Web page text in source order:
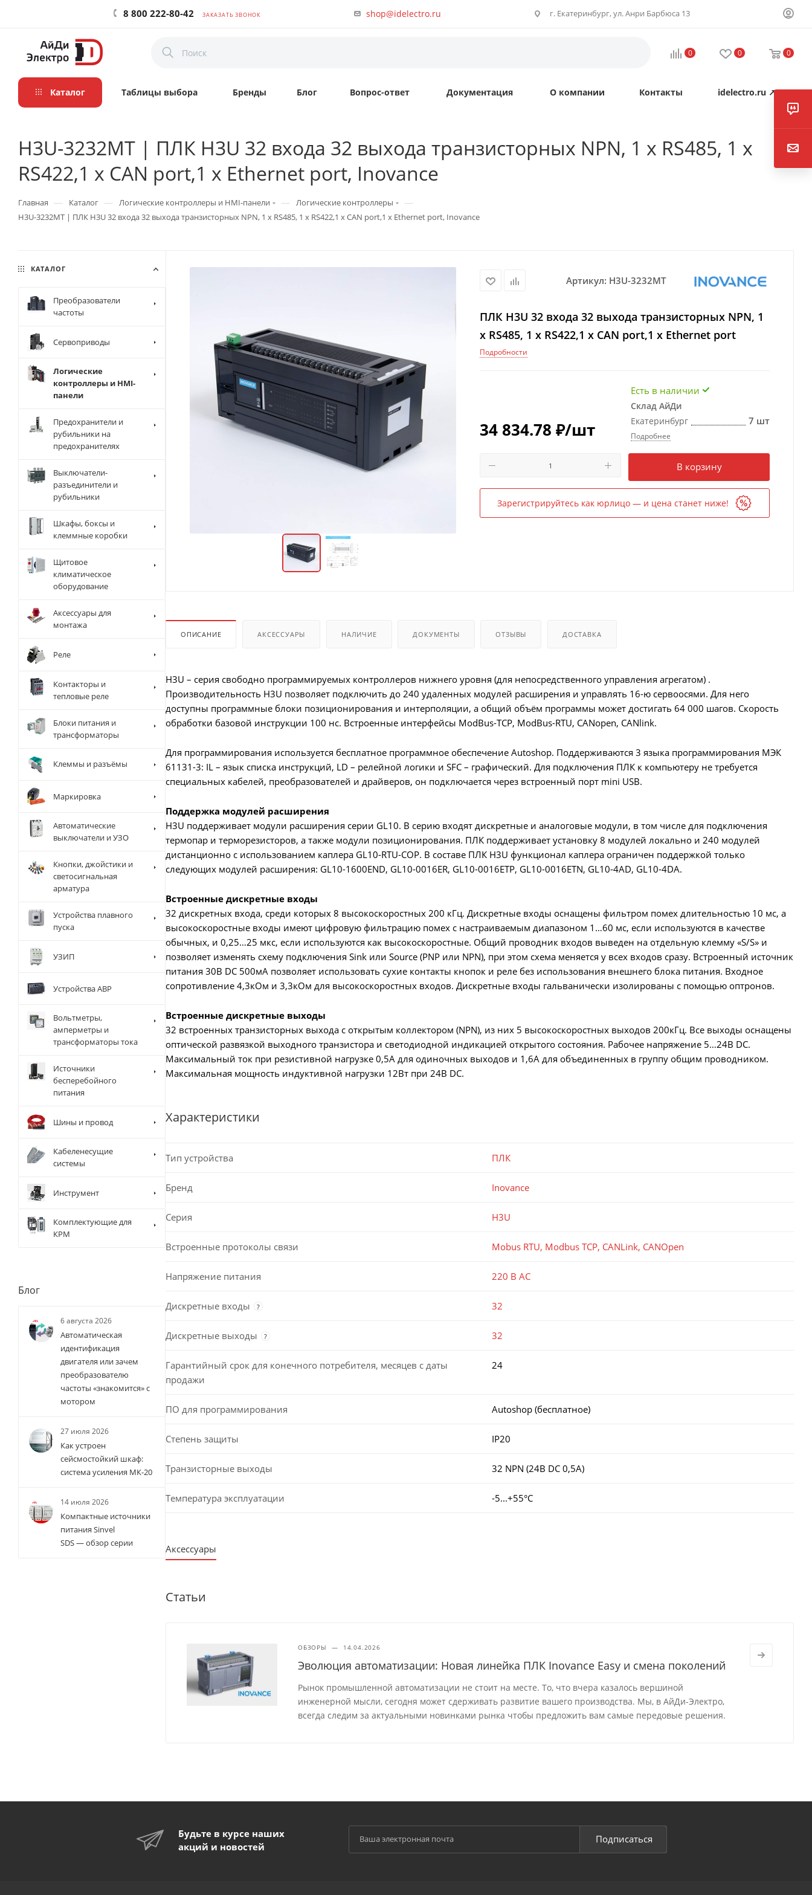
8 800 222-80-42 ЗАКАЗАТЬ ЗВОНОК shop@idelectro.ru г. Екатеринбург, ул. Анри Барбюса 13
0 0 0
Каталог Таблицы выбора Бренды Блог Вопрос-ответ Документация О компании Контакты idelectro.ru ↗
H3U-3232MT | ПЛК H3U 32 входа 32 выхода транзисторных NPN, 1 x RS485, 1 x
RS422,1 x CAN port,1 x Ethernet port, Inovance
Главная — Каталог — Логические контроллеры и HMI-панели — Логические контроллеры —
H3U-3232MT | ПЛК H3U 32 входа 32 выхода транзисторных NPN, 1 x RS485, 1 x RS422,1 x CAN port,1 x Ethernet port, Inovance
Артикул: H3U-3232MT
ПЛК H3U 32 входа 32 выхода транзисторных NPN, 1
x RS485, 1 x RS422,1 x CAN port,1 x Ethernet port
Подробности
34 834.78 ₽/шт
Есть в наличии
Склад АйДи
Екатеринбург
7 шт
Подробнее
В корзину
Зарегистрируйтесь как юрлицо — и цена станет ниже!
ОПИСАНИЕ АКСЕССУАРЫ НАЛИЧИЕ ДОКУМЕНТЫ ОТЗЫВЫ ДОСТАВКА
H3U – серия свободно программируемых контроллеров нижнего уровня (для непосредственного управления агрегатом) .
Производительность H3U позволяет подключить до 240 удаленных модулей расширения и управлять 16-ю сервоосями. Для него
доступны программные блоки позиционирования и интерполяции, а общий объём программы может достигать 64 000 шагов. Скорость
обработки базовой инструкции 100 нс. Встроенные интерфейсы ModBus-TCP, ModBus-RTU, CANopen, CANlink.
Для программирования используется бесплатное программное обеспечение Autoshop. Поддерживаются 3 языка программирования МЭК
61131-3: IL – язык списка инструкций, LD – релейной логики и SFC – графический. Для подключения ПЛК к компьютеру не требуется
специальных кабелей, преобразователей и драйверов, он подключается через встроенный порт mini USB.
Поддержка модулей расширения
H3U поддерживает модули расширения серии GL10. В серию входят дискретные и аналоговые модули, в том числе для подключения
термопар и терморезисторов, а также модули позиционирования. ПЛК поддерживает установку 8 модулей локально и 240 модулей
дистанционно с использованием каплера GL10-RTU-COP. В составе ПЛК H3U функционал каплера ограничен поддержкой только
следующих модулей расширения: GL10-1600END, GL10-0016ER, GL10-0016ETP, GL10-0016ETN, GL10-4AD, GL10-4DA.
Встроенные дискретные входы
32 дискретных входа, среди которых 8 высокоскоростных 200 кГц. Дискретные входы оснащены фильтром помех длительностью 10 мс, а
высокоскоростные входы имеют цифровую фильтрацию помех с настраиваемым диапазоном 1…60 мс, если используются в качестве
обычных, и 0,25…25 мкс, если используются как высокоскоростные. Общий проводник входов выведен на отдельную клемму «S/S» и
позволяет изменять схему подключения Sink или Source (PNP или NPN), при этом схема меняется у всех входов сразу. Встроенный источник
питания 30В DC 500мА позволяет использовать сухие контакты кнопок и реле без использования внешнего блока питания. Входное
сопротивление 4,3кОм и 3,3кОм для высокоскоростных входов. Дискретные входы гальванически изолированы с помощью оптронов.
Встроенные дискретные выходы
32 встроенных транзисторных выхода с открытым коллектором (NPN), из них 5 высокоскоростных выходов 200кГц. Все выходы оснащены
оптической развязкой выходного транзистора и светодиодной индикацией открытого состояния. Рабочее напряжение 5…24В DC.
Максимальный ток при резистивной нагрузке 0,5А для одиночных выходов и 1,6А для объединенных в группу общим проводником.
Максимальная мощность индуктивной нагрузки 12Вт при 24В DC.
Характеристики
Тип устройства ПЛК
Бренд Inovance
Серия H3U
Встроенные протоколы связи Mobus RTU, Modbus TCP, CANLink, CANOpen
Напряжение питания 220 В AC
Дискретные входы ? 32
Дискретные выходы ? 32
Гарантийный срок для конечного потребителя, месяцев с даты
продажи
24
ПО для программирования Autoshop (бесплатное)
Степень защиты IP20
Транзисторные выходы 32 NPN (24В DC 0,5А)
Температура эксплуатации -5...+55°C
Аксессуары
Статьи
ОБЗОРЫ — 14.04.2026
Эволюция автоматизации: Новая линейка ПЛК Inovance Easy и смена поколений
Рынок промышленной автоматизации не стоит на месте. То, что вчера казалось вершиной
инженерной мысли, сегодня может сдерживать развитие вашего производства. Мы, в АйДи-Электро,
всегда следим за актуальными новинками рынка чтобы предложить вам самые передовые решения.
КАТАЛОГ
Преобразователи
частоты
Сервоприводы
Логические
контроллеры и HMI-
панели
Предохранители и
рубильники на
предохранителях
Выключатели-
разъединители и
рубильники
Шкафы, боксы и
клеммные коробки
Щитовое
климатическое
оборудование
Аксессуары для
монтажа
Реле
Контакторы и
тепловые реле
Блоки питания и
трансформаторы
Клеммы и разъёмы
Маркировка
Автоматические
выключатели и УЗО
Кнопки, джойстики и
светосигнальная
арматура
Устройства плавного
пуска
УЗИП
Устройства АВР
Вольтметры,
амперметры и
трансформаторы тока
Источники
бесперебойного
питания
Шины и провод
Кабеленесущие
системы
Инструмент
Комплектующие для
КРМ
Блог
6 августа 2026
Автоматическая
идентификация
двигателя или зачем
преобразователю
частоты «знакомится» с
мотором
27 июля 2026
Как устроен
сейсмостойкий шкаф:
система усиления МК-20
14 июля 2026
Компактные источники
питания Sinvel
SDS — обзор серии
Будьте в курсе наших
акций и новостей
Подписаться